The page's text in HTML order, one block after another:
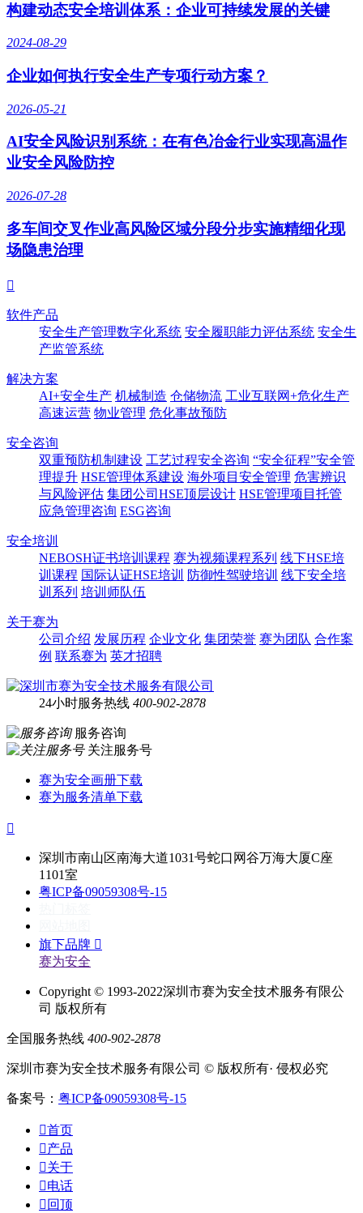
构建动态安全培训体系：企业可持续发展的关键
2024-08-29
企业如何执行安全生产专项行动方案？
2026-05-21
AI安全风险识别系统：在有色冶金行业实现高温作
业安全风险防控
2026-07-28
多车间交叉作业高风险区域分段分步实施精细化现
场隐患治理

软件产品
安全生产管理数字化系统 安全履职能力评估系统 安全生
产监管系统
解决方案
AI+安全生产 机械制造 仓储物流 工业互联网+危化生产
高速运营 物业管理 危化事故预防
安全咨询
双重预防机制建设 工艺过程安全咨询 “安全征程”安全管
理提升 HSE管理体系建设 海外项目安全管理 危害辨识
与风险评估 集团公司HSE顶层设计 HSE管理项目托管
应急管理咨询 ESG咨询
安全培训
NEBOSH证书培训课程 赛为视频课程系列 线下HSE培
训课程 国际认证HSE培训 防御性驾驶培训 线下安全培
训系列 培训师队伍
关于赛为
公司介绍 发展历程 企业文化 集团荣誉 赛为团队 合作案
例 联系赛为 英才招聘
24小时服务热线 400-902-2878
服务咨询
关注服务号
赛为安全画册下载
赛为服务清单下载

深圳市南山区南海大道1031号蛇口网谷万海大厦C座
1101室
粤ICP备09059308号-15
旗下品牌 
赛为安全
Copyright © 1993-2022深圳市赛为安全技术服务有限公
司 版权所有
全国服务热线 400-902-2878
深圳市赛为安全技术服务有限公司 © 版权所有· 侵权必究
备案号： 粤ICP备09059308号-15
首页
产品
关于
电话
 回顶